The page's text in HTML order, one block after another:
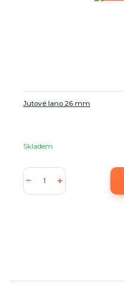
Jutové lano 26 mm
Skladem